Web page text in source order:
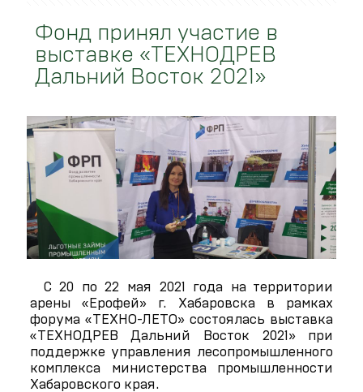
Фонд принял участие в
выставке «ТЕХНОДРЕВ
Дальний Восток 2021»
С 20 по 22 мая 2021 года на территории
арены «Ерофей» г. Хабаровска в рамках
форума «ТЕХНО-ЛЕТО» состоялась выставка
«ТЕХНОДРЕВ Дальний Восток 2021» при
поддержке управления лесопромышленного
комплекса министерства промышленности
Хабаровского края.